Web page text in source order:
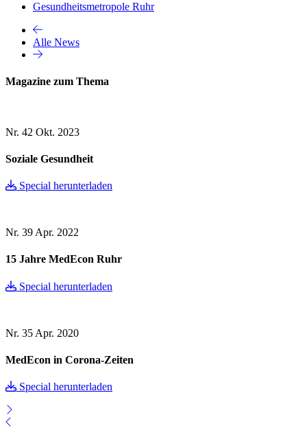
Gesundheitsmetropole Ruhr
Alle News
Magazine zum Thema
Nr. 42 Okt. 2023
Soziale Gesundheit
Special herunterladen
Nr. 39 Apr. 2022
15 Jahre MedEcon Ruhr
Special herunterladen
Nr. 35 Apr. 2020
MedEcon in Corona-Zeiten
Special herunterladen